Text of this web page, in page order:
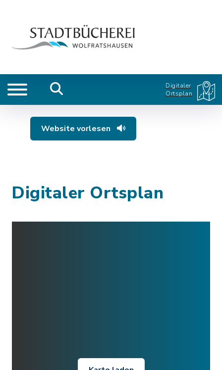
Digitaler
Ortsplan
Website vorlesen
Digitaler Ortsplan